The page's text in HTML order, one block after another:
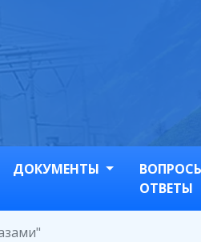
ДОКУМЕНТЫ
ОТВЕТЫ